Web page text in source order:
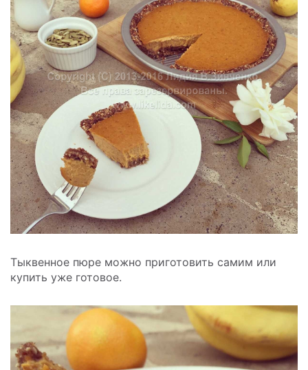
Тыквенное пюре можно приготовить самим или
купить уже готовое.